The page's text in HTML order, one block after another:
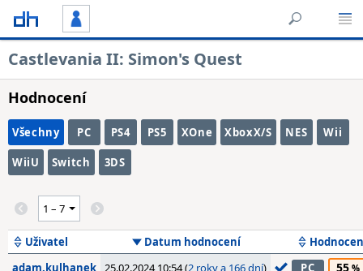
Castlevania II: Simon's Quest
Hodnocení
Všechny PC PS4 PS5 XOne XboxX/S NES Wii
WiiU Switch 3DS
Uživatel Datum hodnocení
adam.kulhanek 25.02.2024 10:54 (2 roky a 166 dní) PC 55